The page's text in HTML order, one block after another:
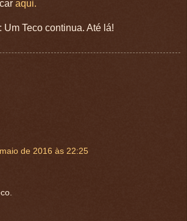
aqui.
Teco continua. Até lá!
de 2016 às 22:25